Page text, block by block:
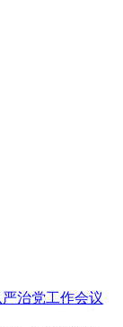
治党工作会议